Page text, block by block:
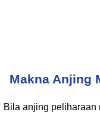
Makna Anjing
Bila anjing peliharaan